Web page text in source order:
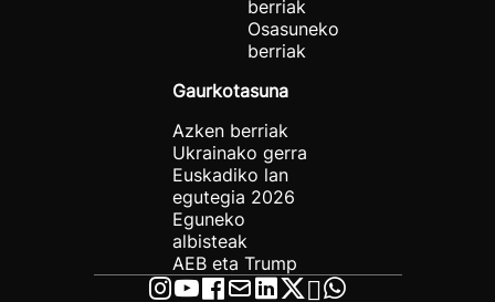
berriak
Osasuneko
berriak
Gaurkotasuna
Azken berriak
Ukrainako gerra
Euskadiko lan
egutegia 2026
Eguneko
albisteak
AEB eta Trump